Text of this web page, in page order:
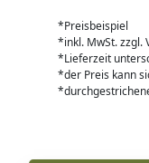
*Preisbeispiel
*inkl. MwSt. zzgl.
*Lieferzeit
*der Preis kann